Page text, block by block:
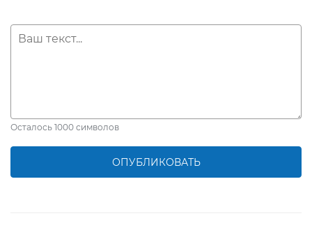
Осталось 1000 символов
ОПУБЛИКОВАТЬ